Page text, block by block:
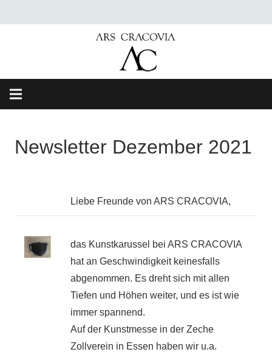
Newsletter Dezember 2021
Liebe Freunde von ARS CRACOVIA,
das Kunstkarussel bei ARS CRACOVIA
hat an Geschwindigkeit keinesfalls
abgenommen. Es dreht sich mit allen
Tiefen und Höhen weiter, und es ist wie
immer spannend.
Auf der Kunstmesse in der Zeche
Zollverein in Essen haben wir u.a.